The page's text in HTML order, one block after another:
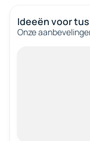
Ideeën voor
Onze